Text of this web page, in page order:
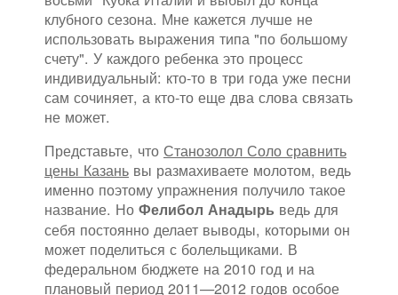
клубного сезона. Мне кажется лучше не
использовать выражения типа "по большому
счету". У каждого ребенка это процесс
индивидуальный: кто-то в три года уже песни
сам сочиняет, а кто-то еще два слова связать
не может.
Представьте, что Станозолол Соло сравнить
цены Казань вы размахиваете молотом, ведь
именно поэтому упражнения получило такое
название. Но Фелибол Анадырь ведь для
себя постоянно делает выводы, которыми он
может поделиться с болельщиками. В
федеральном бюджете на 2010 год и на
плановый период 2011—2012 годов особое